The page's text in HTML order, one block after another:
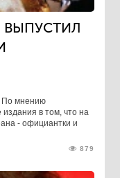
ВЫПУСТИЛ
По мнению
издания в том, что на
- официантки и
879